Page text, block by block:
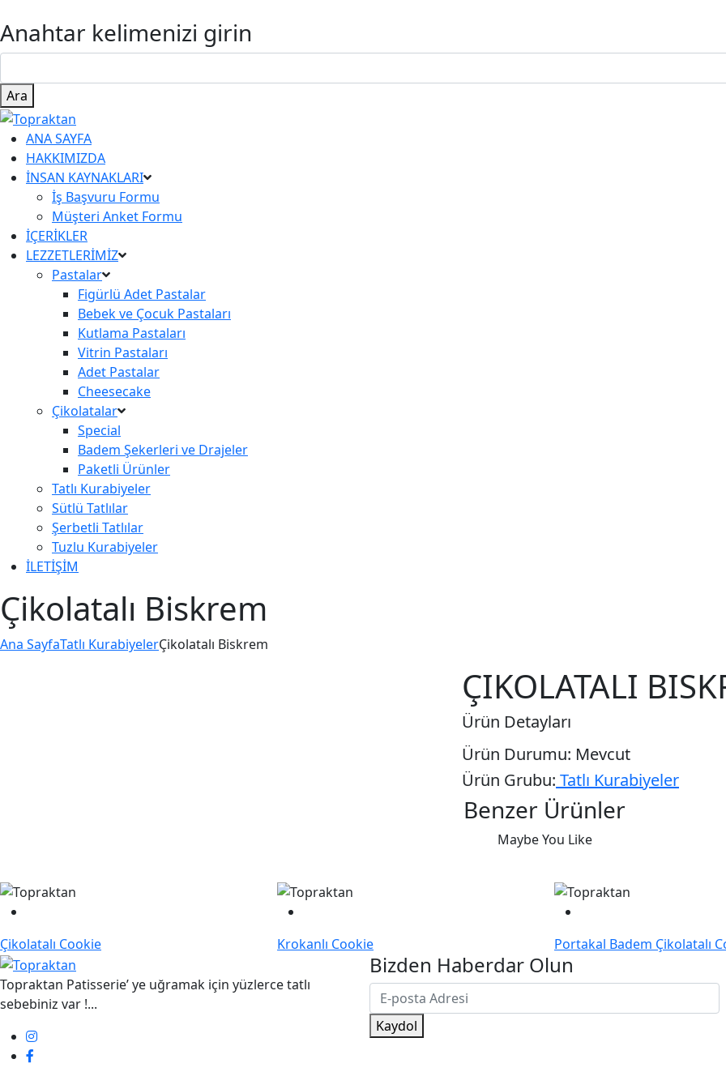
Anahtar kelimenizi girin
Ara
ANA SAYFA
HAKKIMIZDA
İNSAN KAYNAKLARI
İş Başvuru Formu
Müşteri Anket Formu
İÇERİKLER
LEZZETLERİMİZ
Pastalar
Figürlü Adet Pastalar
Bebek ve Çocuk Pastaları
Kutlama Pastaları
Vitrin Pastaları
Adet Pastalar
Cheesecake
Çikolatalar
Special
Badem Şekerleri ve Drajeler
Paketli Ürünler
Tatlı Kurabiyeler
Sütlü Tatlılar
Şerbetli Tatlılar
Tuzlu Kurabiyeler
İLETİŞİM
Çikolatalı Biskrem
Ana SayfaTatlı KurabiyelerÇikolatalı Biskrem
ÇIKOLATALI
Ürün Detayları
Ürün Durumu: Mevcut
Ürün Grubu: Tatlı Kurabiyeler
Benzer Ürünler
Maybe You Like
Çikolatalı Cookie Krokanlı Cookie Portakal Badem Çikolatalı
Topraktan Patisserie’ ye uğramak için yüzlerce tatlı
sebebiniz var !...
Bizden Haberdar Olun
Kaydol